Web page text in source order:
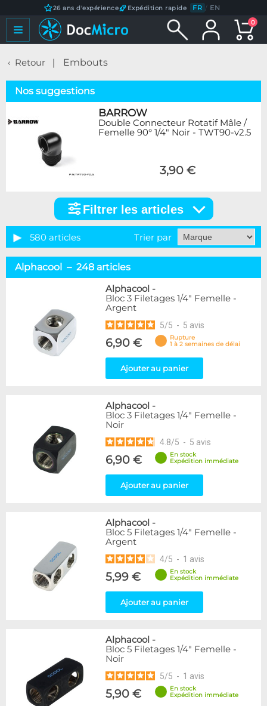
26 ans d'expérience Expédition rapide FR / EN
0
Retour Embouts
Nos suggestions
BARROW
Double Connecteur Rotatif Mâle /
Femelle 90° 1/4" Noir - TWT90-v2.5
3,90 €
articles
Catégorie
Embouts tuyaux souples
Embouts tubes rigides
110
18
Adaptateurs
338
Marque
Alphacool
52
55
10
142
KooLance
Monsoon
9
Nanoxia
PrimoChill
9
31
216
Blanc
36
Noir/Nickel
28
Plexi
2
Violet
4
Couleur
Filtrer les articles
580 articles Trier par
Alphacool – 248 articles
Alphacool -
Bloc 3 Filetages 1/4" Femelle -
Argent
5/5 - 5 avis
6,90 €
Rupture
1 à 2 semaines de délai
Ajouter au panier
Alphacool -
Bloc 3 Filetages 1/4" Femelle -
Noir
4.8/5 - 5 avis
6,90 €
En stock
Expédition immédiate
Ajouter au panier
Alphacool -
Bloc 5 Filetages 1/4" Femelle -
Argent
4/5 - 1 avis
5,99 €
En stock
Expédition immédiate
Ajouter au panier
Alphacool -
Bloc 5 Filetages 1/4" Femelle -
Noir
5/5 - 1 avis
5,90 €
En stock
Expédition immédiate